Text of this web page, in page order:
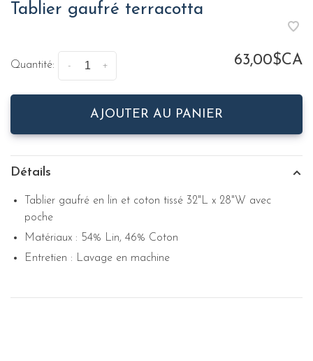
Tablier gaufré terracotta
Quantité: +
- 63,00$CA
AJOUTER AU PANIER
Détails
Tablier gaufré en lin et coton tissé 32"L x 28"W avec
poche
Matériaux : 54% Lin, 46% Coton
Entretien : Lavage en machine